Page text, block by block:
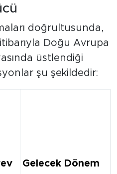
doğrultusunda,
Doğu Avrupa
üstlendiği
şu şekildedir:
Gelecek Dönem